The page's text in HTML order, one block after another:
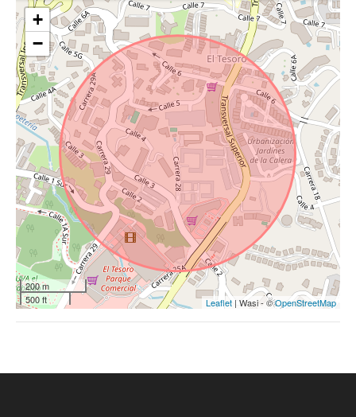
+
−
200 m
500 ft
Leaflet | Wasi - ©OpenStreetMap